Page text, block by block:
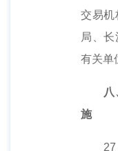
交易机
局、
有关单
施
27．